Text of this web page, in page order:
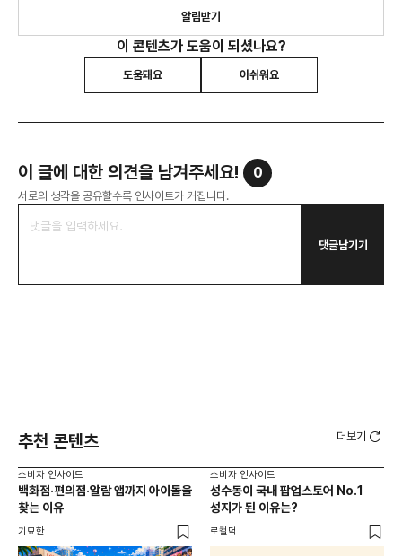
알림받기
이 콘텐츠가 도움이 되셨나요?
도움돼요 아쉬워요
이 글에 대한 의견을 남겨주세요! 0
서로의 생각을 공유할수록 인사이트가 커집니다.
댓글남기기
추천 콘텐츠 더보기
소비자 인사이트
백화점·편의점·알람 앱까지 아이돌을
찾는 이유
기묘한
소비자 인사이트
성수동이 국내 팝업스토어 No.1
성지가 된 이유는?
로컬덕